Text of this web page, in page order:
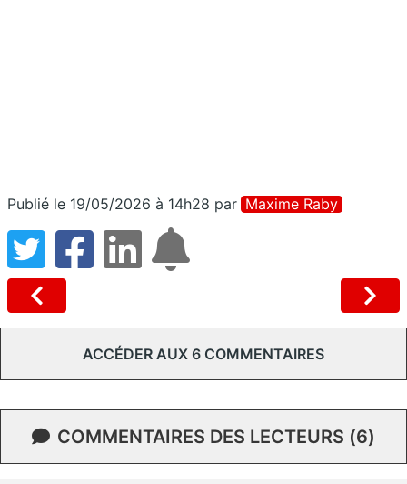
Publié le 19/05/2026 à 14h28 par Maxime Raby
ACCÉDER AUX 6 COMMENTAIRES
COMMENTAIRES DES LECTEURS (6)